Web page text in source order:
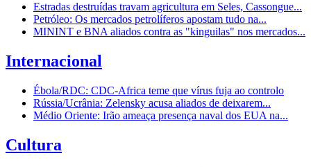
Estradas destruídas travam agricultura em Seles, Cassongue...
Petróleo: Os mercados petrolíferos apostam tudo na...
MININT e BNA aliados contra as "kinguilas" nos mercados...
Internacional
Ébola/RDC: CDC-Africa teme que vírus fuja ao controlo
Rússia/Ucrânia: Zelensky acusa aliados de deixarem...
Médio Oriente: Irão ameaça presença naval dos EUA na...
Cultura